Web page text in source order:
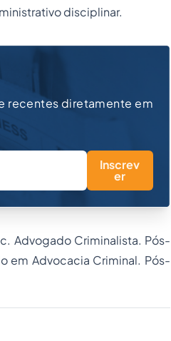
disciplinar.
recentes diretamente em
Inscrev
er
Advogado Criminalista. Pós-
em Advocacia Criminal. Pós-